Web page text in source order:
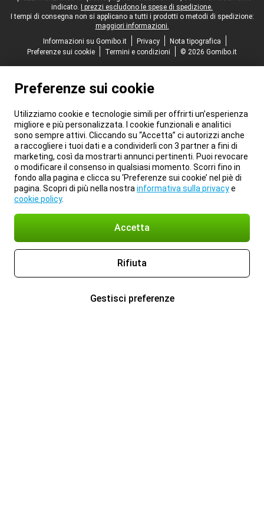
indicato.
I prezzi escludono le spese di spedizione.
I tempi di consegna non si applicano a tutti i prodotti o metodi di spedizione:
maggiori informazioni.
Informazioni su Gomibo.it
Privacy
Nota tipografica
Preferenze sui cookie
Termini e condizioni © 2026 Gomibo.it
Preferenze sui cookie
Utilizziamo cookie e tecnologie simili per offrirti un’esperienza
migliore e più personalizzata. I cookie funzionali e analitici
sono sempre attivi. Cliccando su “Accetta” ci autorizzi anche
a raccogliere i tuoi dati e a condividerli con 3 partner a fini di
marketing, così da mostrarti annunci pertinenti. Puoi revocare
o modificare il consenso in qualsiasi momento. Scorri fino in
fondo alla pagina e clicca su ‘Preferenze sui cookie’ nel piè di
pagina. Scopri di più nella nostra informativa sulla privacye
cookie policy.
Accetta
Rifiuta
Gestisci preferenze